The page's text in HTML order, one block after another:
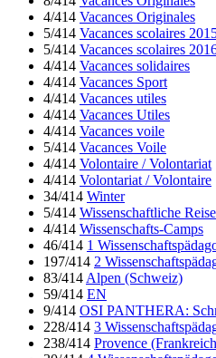
4/414 Vacances Originales
5/414 Vacances scolaires
5/414 Vacances scolaires
4/414 Vacances solidaires
4/414 Vacances Sport
4/414 Vacances utiles
4/414 Vacances Utiles
4/414 Vacances voile
5/414 Vacances Voile
4/414 Volontaire / Volontariat
4/414 Volontariat / Volontaire
34/414 Winter
5/414 Wissenschaftliche
4/414 Wissenschafts-Camps
46/414 1
197/414 2
83/414Alpen (Schweiz)
59/414 EN
9/414 OSI PANTHERA:
228/414 3
238/414 Provence